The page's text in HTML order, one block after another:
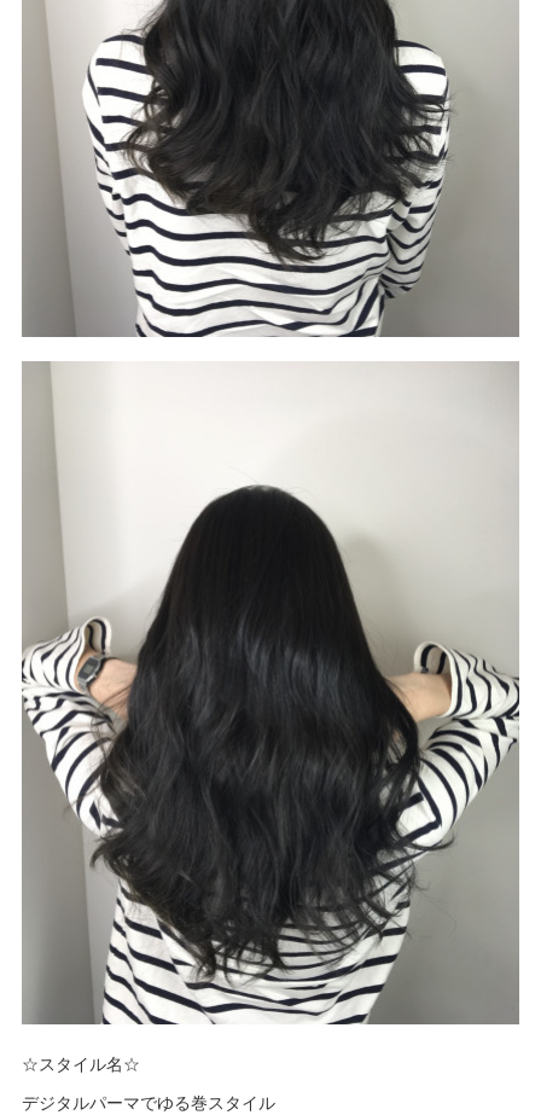
☆スタイル名☆
デジタルパーマでゆる巻スタイル